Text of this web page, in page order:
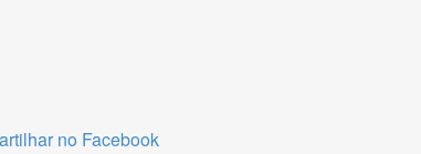
no Facebook